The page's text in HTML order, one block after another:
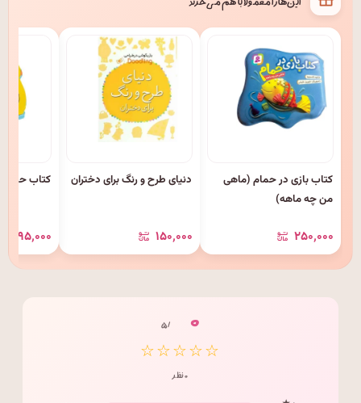
این‌ها را معمولاً با هم می‌خرند
کتاب بازی در حمام (ماهی
من چه ماهه)
۲۵۰٬۰۰۰
دنیای طرح و رنگ برای دختران
۱۵۰٬۰۰۰
کتاب حمام
۱۹۵٬۰۰۰
۰ / ۵
☆☆☆☆☆
۰ نظر